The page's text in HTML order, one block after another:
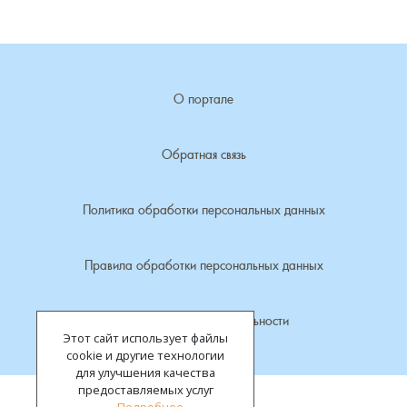
Этот сайт использует файлы
cookie и другие технологии
для улучшения качества
предоставляемых услуг
О портале
Обратная связь
Политика обработки персональных данных
Правила обработки персональных данных
Политика конфиденциальности
Лубенкино, деревня
Марьинка, деревня
Микшино, деревня